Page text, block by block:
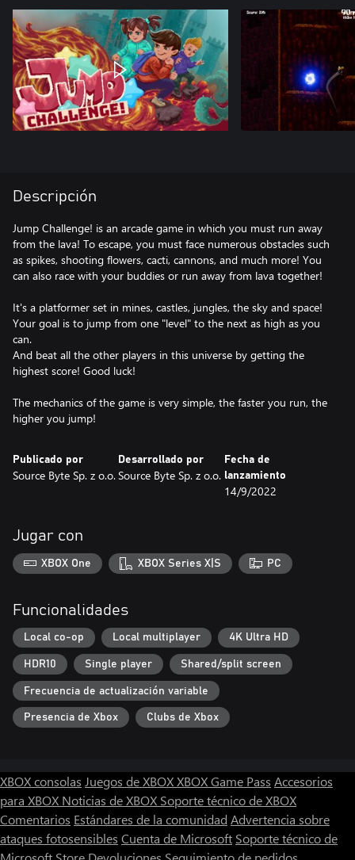
Descripción
Jump Challenge! is an arcade game in which you must run away
from the lava! To escape, you must face numerous obstacles such
as spikes, shooting flowers, cacti, cannons, and much more! You
can also race with your buddies or run away from lava together!
It's a platformer set in mines, castles, jungles, the sky and space!
Your goal is to jump from one "level" to the next as high as you
can.
And beat all the other players in this universe by getting the
highest score! Good luck!
The mechanics of the game is very simple, the faster you run, the
higher you jump!
Publicado por
Source Byte Sp. z o.o.
Desarrollado por
Source Byte Sp. z o.o.
Fecha de
lanzamiento
14/9/2022
Jugar con
XBOX One XBOX Series X|S PC
Funcionalidades
Local co-op Local multiplayer 4K Ultra HD
HDR10 Single player Shared/split screen
Frecuencia de actualización variable
Presencia de Xbox Clubs de Xbox
XBOX consolas Juegos de XBOXXBOX Game Pass Accesorios
para XBOX Noticias de XBOX Soporte técnico de XBOX
Comentarios Estándares de la comunidad Advertencia sobre
ataques fotosensibles Cuenta de Microsoft Soporte técnico de